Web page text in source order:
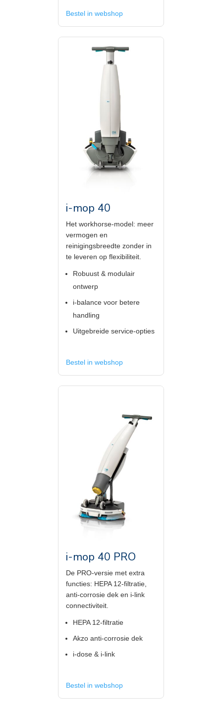
Bestel in webshop
i-mop 40
Het workhorse-model: meer
vermogen en
reinigingsbreedte zonder in
te leveren op flexibiliteit.
Robuust & modulair
ontwerp
i-balance voor betere
handling
Uitgebreide service-opties
Bestel in webshop
i-mop 40 PRO
De PRO-versie met extra
functies: HEPA 12-filtratie,
anti-corrosie dek en i-link
connectiviteit.
HEPA 12-filtratie
Akzo anti-corrosie dek
i-dose & i-link
Bestel in webshop